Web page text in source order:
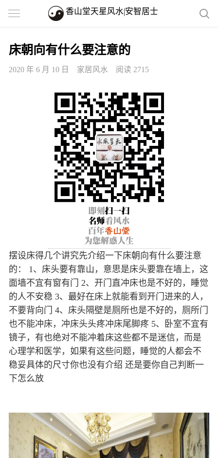
香山堂天星风水|安智居士
床朝向有什么要注意的
2020 年 6 月 10 日 家居风水 阅读 2715
摆设床得几个讲究先介绍一下床朝向有什么要注意
的： 1、床头要有靠山，意思是床头要靠在墙上，这
面墙不宜有窗有门 2、开门直冲床也是不好的，睡觉
的人不安稳 3、最好在床上就能看到开门进来的人，
不要背向门 4、床头隔壁是厕所也是不好的，厕所门
也不能冲床，冲床头头疼冲床尾脚疼 5、卧室不宜有
镜子，有也绝对不能冲着床这些都不是迷信，而是
心理学和医学，如果有这些问题，睡觉的人都会不
稳妥具体的尺寸你也没有介绍 还是要你自己判断一
下怎么放